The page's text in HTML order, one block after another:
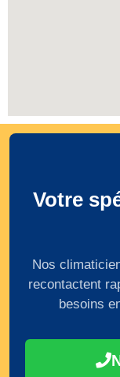
Votre
Nos
recontactent
besoins